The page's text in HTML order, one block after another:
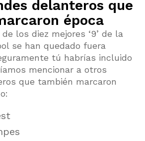
delanteros que
época
los diez mejores ‘9’ de la
se han quedado fuera
tú habrías incluido
mencionar a otros
que también marcaron